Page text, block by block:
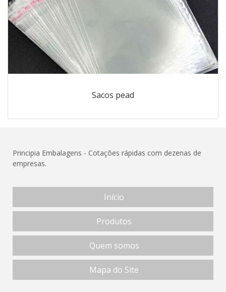
Sacos pead
Principia Embalagens - Cotações rápidas com dezenas de
empresas.
Início
Produtos
Quem somos
Mapa do Site